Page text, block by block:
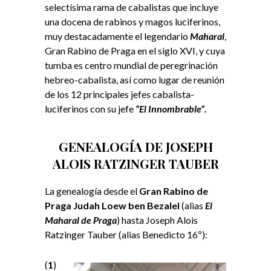
selectísima rama de cabalistas que incluye
una docena de rabinos y magos luciferinos,
muy destacadamente el legendarioMaharal,
Gran Rabino de Praga en el siglo XVI, y cuya
tumba es centro mundial de peregrinación
hebreo-cabalista, así como lugar de reunión
de los 12 principales jefes cabalista-
luciferinos con su jefe “El Innombrable”.
GENEALOGÍA DE JOSEPH
ALOIS RATZINGER TAUBER
La genealogía desde el Gran Rabino de
Praga Judah Loew ben Bezalel (alias El
Maharal de Praga) hasta Joseph Alois
Ratzinger Tauber (alias Benedicto 16º):
(1)